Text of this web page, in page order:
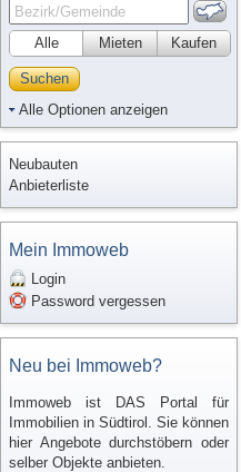
Alle Kaufen
Mieten
Suchen
Alle Optionen anzeigen
Neubauten
Anbieterliste
Mein Immoweb
Login
Password vergessen
Neu bei Immoweb?
Immoweb ist DAS Portal für
Immobilien in Südtirol. Sie können
hier Angebote durchstöbern oder
selber Objekte anbieten.